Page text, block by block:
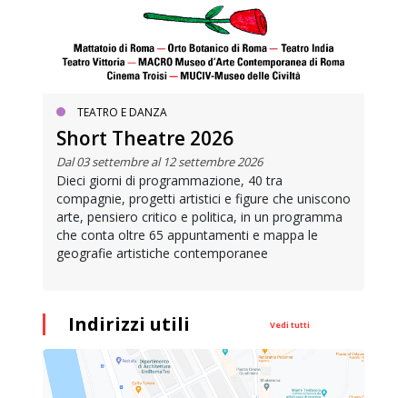
TEATRO E DANZA
Short Theatre 2026
Dal 03 settembre al 12 settembre 2026
Dieci giorni di programmazione, 40 tra
compagnie, progetti artistici e figure che uniscono
arte, pensiero critico e politica, in un programma
che conta oltre 65 appuntamenti e mappa le
geografie artistiche contemporanee
Indirizzi utili Vedi tutti